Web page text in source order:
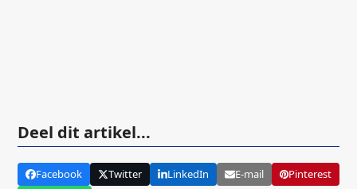
Deel dit artikel...
Facebook Twitter LinkedIn E-mail
Pinterest